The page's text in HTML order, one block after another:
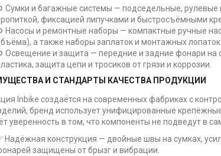
Сумки и багажные системы — подседельные, рулевые
фиксацией липучками и быстросъёмными
Насосы и ремонтные наборы — компактные ручные
а также наборы заплаток и монтажных
Освещение и защита — передние и задние фонари на
защита цепи и тросиков от грязи и коррозии.
И СТАНДАРТЫ КАЧЕСТВА ПРОДУКЦИИ
Inbike создаётся на современных фабриках с
бренд использует унифицированные
уверенность в том, что компоненты не подведут в
Надёжная конструкция — двойные швы на сумках,
защищены от брызг и вибрации.